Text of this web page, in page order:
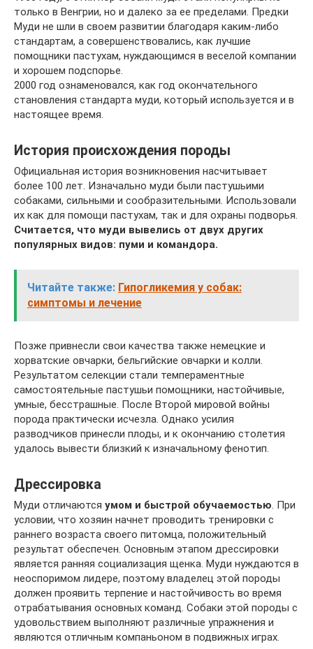
только в Венгрии, но и далеко за ее пределами. Предки
Муди не шли в своем развитии благодаря каким-либо
стандартам, а совершенствовались, как лучшие
помощники пастухам, нуждающимся в веселой компании
и хорошем подспорье.
2000 год ознаменовался, как год окончательного
становления стандарта муди, который используется и в
настоящее время.
История происхождения породы
Официальная история возникновения насчитывает
более 100 лет. Изначально муди были пастушьими
собаками, сильными и сообразительными. Использовали
их как для помощи пастухам, так и для охраны подворья.
Считается, что муди вывелись от двух других
популярных видов: пуми и командора.
Читайте также: Гипогликемия у собак:
симптомы и лечение
Позже привнесли свои качества также немецкие и
хорватские овчарки, бельгийские овчарки и колли.
Результатом селекции стали темпераментные
самостоятельные пастушьи помощники, настойчивые,
умные, бесстрашные. После Второй мировой войны
порода практически исчезла. Однако усилия
разводчиков принесли плоды, и к окончанию столетия
удалось вывести близкий к изначальному фенотип.
Дрессировка
Муди отличаются умом и быстрой обучаемостью. При
условии, что хозяин начнет проводить тренировки с
раннего возраста своего питомца, положительный
результат обеспечен. Основным этапом дрессировки
является ранняя социализация щенка. Муди нуждаются в
неоспоримом лидере, поэтому владелец этой породы
должен проявить терпение и настойчивость во время
отрабатывания основных команд. Собаки этой породы с
удовольствием выполняют различные упражнения и
являются отличным компаньоном в подвижных играх.